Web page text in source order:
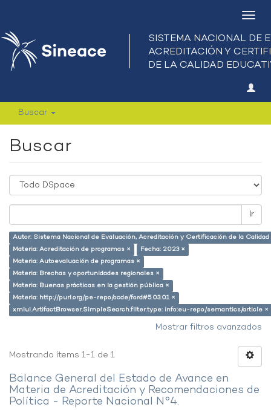
Buscar
Buscar
Ir
Autor: Sistema Nacional de Evaluación, Acreditación y Certificación de la
Materia: Acreditación de programas ×
Fecha: 2023 ×
Materia: Autoevaluación de programas ×
Materia: Brechas y oportunidades regionales ×
Materia: Buenas prácticas en la gestión pública ×
Materia: http://purl.org/pe-repo/ocde/ford#5.03.01 ×
xmlui.ArtifactBrowser.SimpleSearch.filter.type: info:eu-repo/semantics/article ×
Mostrar filtros avanzados
Mostrando ítems 1-1 de 1
Balance General del Estado de Avance en
Materia de Acreditación y Recomendaciones de
Política - Reporte Nacional N°4.